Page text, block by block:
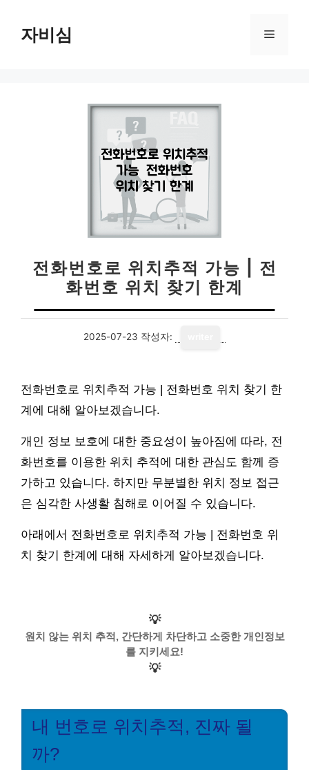
자비심 메
전화번호로 위치추적 가능 | 전
화번호 위치 찾기 한계
2025-07-23 작성자:
전화번호로 위치추적 가능 | 전화번호 위치 찾기 한
계에 대해 알아보겠습니다.
개인 정보 보호에 대한 중요성이 높아짐에 따라, 전
화번호를 이용한 위치 추적에 대한 관심도 함께 증
가하고 있습니다. 하지만 무분별한 위치 정보 접근
은 심각한 사생활 침해로 이어질 수 있습니다.
아래에서 전화번호로 위치추적 가능 | 전화번호 위
치 찾기 한계에 대해 자세하게 알아보겠습니다.
💡
원치 않는 위치 추적, 간단하게 차단하고 소중한 개인정보
를 지키세요!
💡
내 번호로 위치추적, 진짜 될
까?